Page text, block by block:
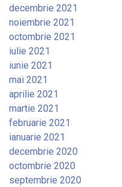
decembrie 2021
noiembrie 2021
octombrie 2021
iulie 2021
iunie 2021
mai 2021
aprilie 2021
martie 2021
februarie 2021
ianuarie 2021
decembrie 2020
octombrie 2020
septembrie 2020